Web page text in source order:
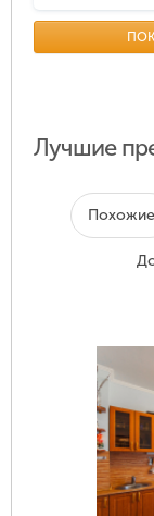
Лучшие
Похожие